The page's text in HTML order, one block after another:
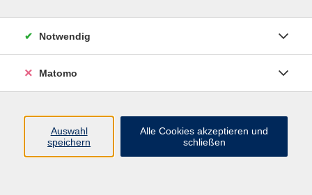
Social Media
Barrierefreiheitserklärung
Notwendig
Matomo
Auswahl
speichern
Alle Cookies akzeptieren und
schließen